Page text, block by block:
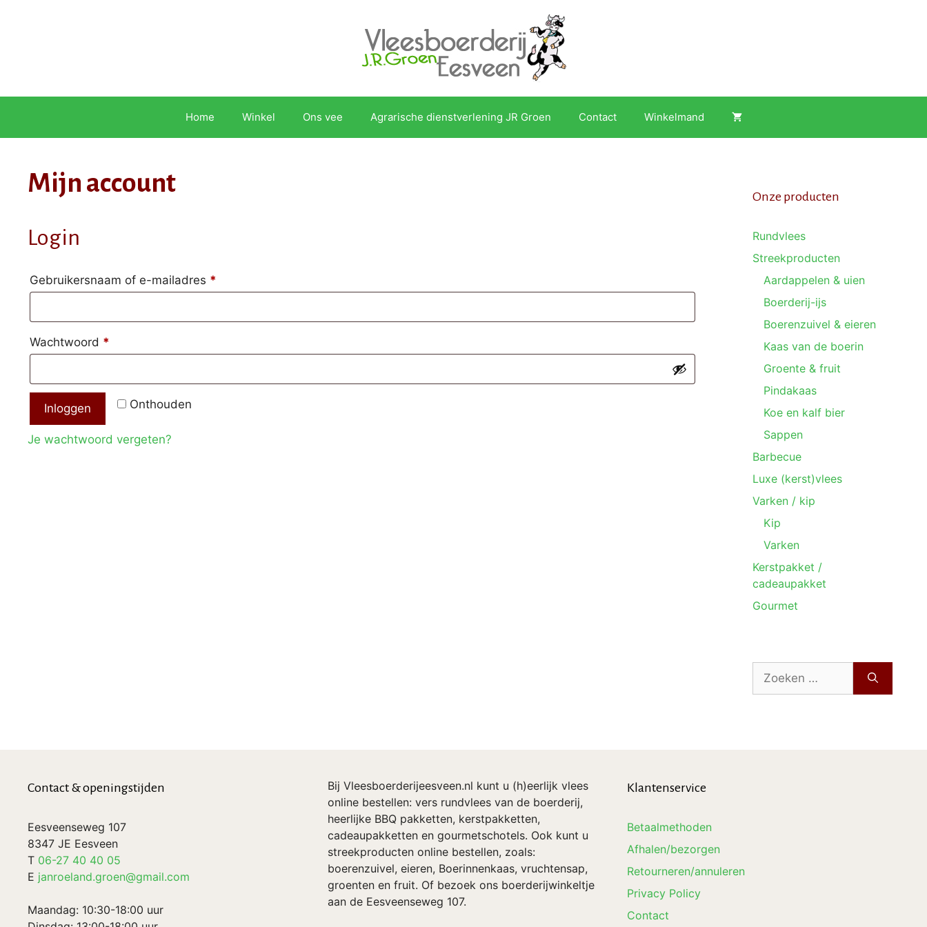
Home Winkel Ons vee Agrarische dienstverlening JR Groen Contact Winkelmand
Mijn account
Login
Gebruikersnaam of e-mailadres *
Wachtwoord *
Onthouden
Inloggen
Je wachtwoord vergeten?
Onze producten
Rundvlees
Streekproducten
Aardappelen & uien
Boerderij-ijs
Boerenzuivel & eieren
Kaas van de boerin
Groente & fruit
Pindakaas
Koe en kalf bier
Sappen
Barbecue
Luxe (kerst)vlees
Varken / kip
Kip
Varken
Kerstpakket /
cadeaupakket
Gourmet
Zoek
naar:
Contact & openingstijden
Eesveenseweg 107
8347 JE Eesveen
T 06-27 40 40 05
E janroeland.groen@gmail.com
Maandag: 10:30-18:00 uur
Bij Vleesboerderijeesveen.nl kunt u (h)eerlijk vlees
online bestellen: vers rundvlees van de boerderij,
heerlijke BBQ pakketten, kerstpakketten,
cadeaupakketten en gourmetschotels. Ook kunt u
streekproducten online bestellen, zoals:
boerenzuivel, eieren, Boerinnenkaas, vruchtensap,
groenten en fruit. Of bezoek ons boerderijwinkeltje
aan de Eesveenseweg 107.
Klantenservice
Betaalmethoden
Afhalen/bezorgen
Retourneren/annuleren
Privacy Policy
Contact